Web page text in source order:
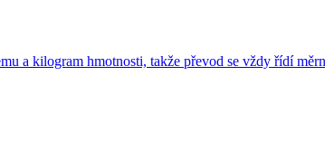
a kilogram hmotnosti, takže převod se vždy řídí